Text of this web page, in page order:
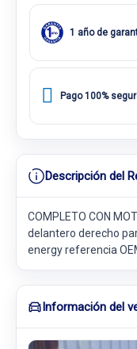
1 año de
Pago 100%
Descripción del
COMPLETO CON
delantero derecho
energy referencia
Información del